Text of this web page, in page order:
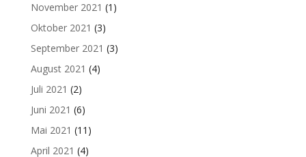
November 2021 (1)
Oktober 2021 (3)
September 2021 (3)
August 2021 (4)
Juli 2021 (2)
Juni 2021 (6)
Mai 2021 (11)
April 2021 (4)